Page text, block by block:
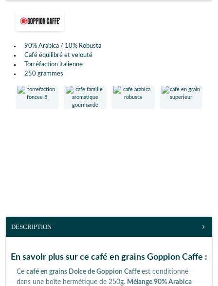
90% Arabica / 10% Robusta
Café équilibré et velouté
Torréfaction italienne
250 grammes
DESCRIPTION
En savoir plus sur ce café en grains Goppion Caffe :
Ce café en grains Dolce de Goppion Caffe est conditionné
dans une boîte hermétique de 250g. Mélange 90% Arabica